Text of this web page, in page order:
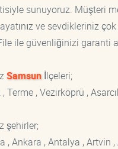
sunuyoruz. Müşteri
ve sevdikleriniz
ile güvenliğinizi garanti
Samsunİlçeleri;
, Vezirköprü ,
şehirler;
Ankara , Antalya , Artvin